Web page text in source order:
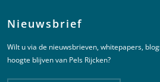
Nieuwsbrief
Wilt u via de nieuwsbrieven, whitepapers,
hoogte blijven van Pels Rijcken?